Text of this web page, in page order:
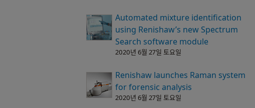
Automated mixture identification
using Renishaw’s new Spectrum
Search software module
2020년 6월 27일 토요일
Renishaw launches Raman system
for forensic analysis
2020년 6월 27일 토요일